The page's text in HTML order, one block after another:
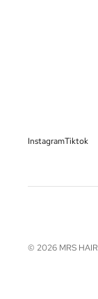
InstagramTiktok
© 2026 MRS HAIR